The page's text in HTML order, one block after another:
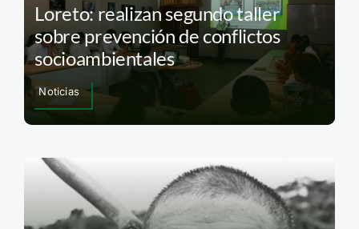
Loreto: realizan segundo taller
sobre prevención de conflictos
socioambientales
Noticias